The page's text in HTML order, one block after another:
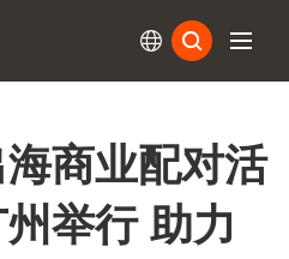
商业配对活
举行 助力